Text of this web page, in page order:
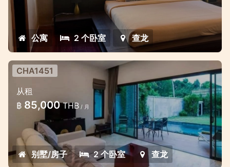
公寓 2 个卧室 查龙
盖茨庄园的 2 卧室可爱泳池别墅
查龙的简约风格 2 卧室别墅
CHA1451
从租
฿ 85,000THB / 月
别墅/房子 2 个卧室 查龙